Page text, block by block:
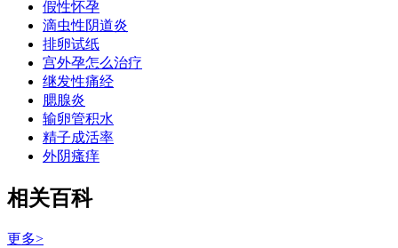
假性怀孕
滴虫性阴道炎
排卵试纸
宫外孕怎么治疗
继发性痛经
腮腺炎
输卵管积水
精子成活率
外阴瘙痒
相关百科
更多>